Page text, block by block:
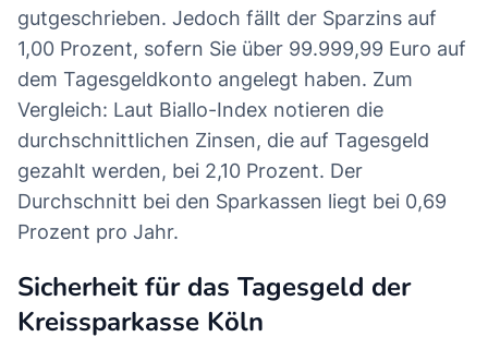
gutgeschrieben. Jedoch fällt der Sparzins auf
1,00 Prozent, sofern Sie über 99.999,99 Euro auf
dem Tagesgeldkonto angelegt haben. Zum
Vergleich: Laut Biallo-Index notieren die
durchschnittlichen Zinsen, die auf Tagesgeld
gezahlt werden, bei 2,10 Prozent. Der
Durchschnitt bei den Sparkassen liegt bei 0,69
Prozent pro Jahr.
Sicherheit für das Tagesgeld der
Kreissparkasse Köln